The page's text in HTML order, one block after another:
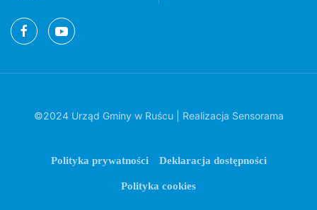
©2024 Urząd Gminy w Ruścu | Realizacja Sensorama
Polityka prywatności Deklaracja dostępności
Polityka cookies